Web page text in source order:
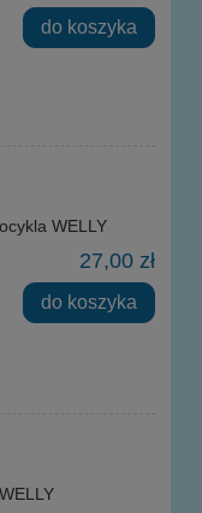
do koszyka
WELLY
27,00 zł
do koszyka